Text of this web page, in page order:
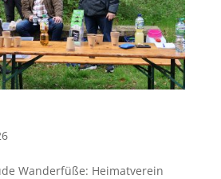
Wanderfüße: Heimatverein